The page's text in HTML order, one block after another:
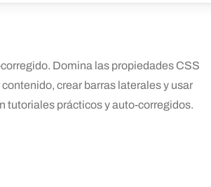
Domina las propiedades CSS
crear barras laterales y usar
tutoriales prácticos y auto-corregidos.